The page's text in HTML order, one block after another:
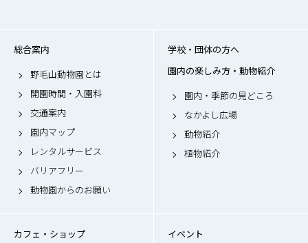
総合案内
野毛山動物園とは
開園時間・入園料
交通案内
園内マップ
レンタルサービス
バリアフリー
動物園からのお願い
学校・団体の方へ
園内の楽しみ方・動物紹介
園内・季節の見どころ
なかよし広場
動物紹介
植物紹介
カフェ・ショップ
イベント